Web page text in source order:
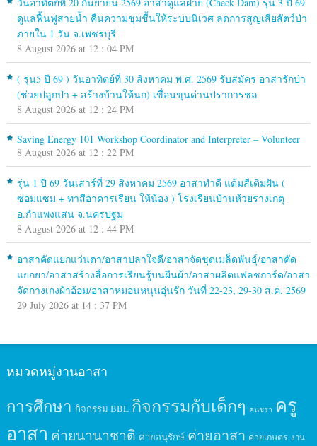
ดูแลฟื้นฟูสายน้ำ คืนความชุมชื้นให้ระบบนิเวศ ลดการสูญเสียสัตว์ป่า
ภายใน 1 วัน จ.เพชรบุรี
8 August 2026 at 12 : 04 PM
( รุ่น5 ปี 69 ) วันอาทิตย์ที่ 30 สิงหาคม พ.ศ. 2569 รับสมัคร อาสารักป่า
(ช่วยปลูกป่า + สร้างบ้านให้นก) เขื่อนขุนด่านปราการชล
8 August 2026 at 12 : 24 PM
Saving Energy 101 Workshop Coordinator and Interpreter – Volunteer
8 August 2026 at 12 : 22 PM
รุ่น 1 ปี 69 วันเสาร์ที่ 29 สิงหาคม 2569 อาสาทำดี แต้มสีเติมฝัน (
ซ่อมแซม + ทาสีอาคารเรียน ให้น้อง ) โรงเรียนบ้านห้วยรางเกตุ
อ.กำแพงแสน จ.นครปฐม
8 August 2026 at 12 : 44 PM
อาสาคัดแยกแว่นตา/อาสาปลาใจดี/อาสาจัดชุดเมล็ดพันธุ์/อาสาคัด
แยกยา/อาสาสร้างสื่อการเรียนรู้บนผืนผ้า/อาสาผลิตแฟลชการ์ด/อาสา
จัดกางเกงผ้าอ้อม/อาสาหมอนหนุนอุ่นรัก วันที่ 22-23, 29-30 ส.ค. 2569
29 July 2026 at 14 : 37 PM
หมวดหมู่งานอาสา
การศึกษา กิจกรรม BBL กิจกรรมกับเด็กๆ คนชรา ครู
อาสา ค่ายนานาชาติ ค่ายอนุรักษ์ ค่ายอาสา ค่ายเกษตร งาน